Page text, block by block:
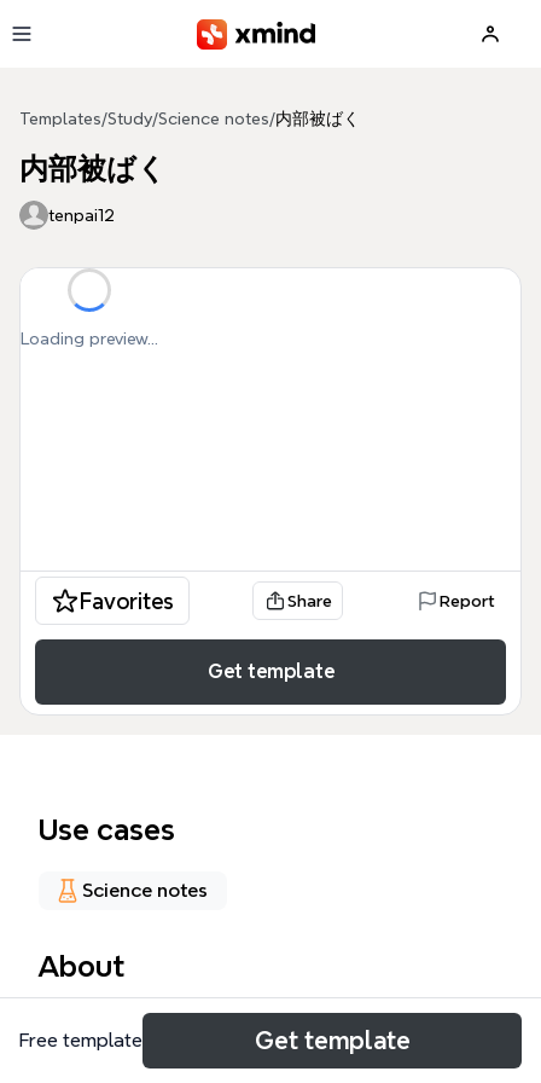
Templates/Study/Science notes/内部被ばく
内部被ばく
tenpai12
Loading preview...
Favorites Share Report
Get template
Use cases
Science notes
About
内部被ばくの脅威を体系的に整理したXmindテンプレ
ートです。62のノードで構成され、放射性物質の種
Free template Get template